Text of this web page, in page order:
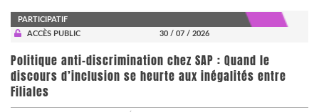
PARTICIPATIF
ACCÈS PUBLIC
30 / 07 / 2026
Politique anti-discrimination chez SAP : Quand le
discours d’inclusion se heurte aux inégalités entre
Filiales